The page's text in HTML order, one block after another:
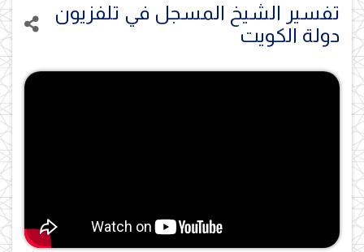
تفسير الشيخ المسجل في تلفزيون
دولة الكويت